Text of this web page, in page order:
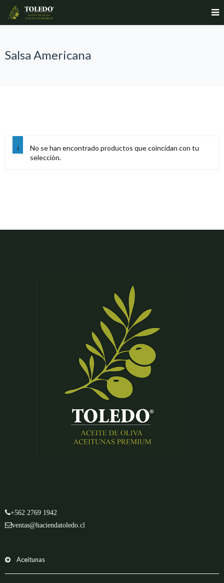
Salsa Americana
No se han encontrado productos que coincidan con tu
selección.
+562 2769 1942
ventas@haciendatoledo.cl
Aceitunas